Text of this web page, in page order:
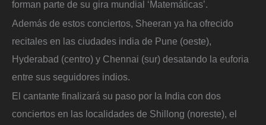
forman parte de su gira mundial ‘Matemáticas’.
Además de estos conciertos, Sheeran ya ha ofrecido
recitales en las ciudades india de Pune (oeste),
Hyderabad (centro) y Chennai (sur) desatando la euforia
entre sus seguidores indios.
El cantante finalizará su paso por la India con dos
conciertos en las localidades de Shillong (noreste), el